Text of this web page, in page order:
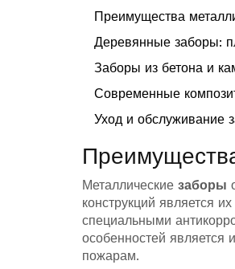
Преимущества
Деревянные заборы:
Заборы из бетона и
Современные
Уход и обслуживание
Металлические заборы
конструкций является
специальными
особенностей является
пожарам.